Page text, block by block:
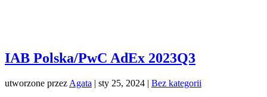
IAB Polska/PwC AdEx 2023Q3
utworzone przez Agata | sty 25, 2024 | Bez kategorii